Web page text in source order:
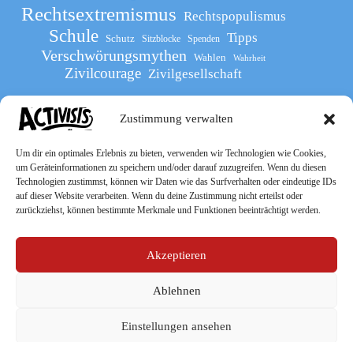
Zustimmung verwalten
Um dir ein optimales Erlebnis zu bieten, verwenden wir Technologien wie Cookies,
um Geräteinformationen zu speichern und/oder darauf zuzugreifen. Wenn du diesen
Technologien zustimmst, können wir Daten wie das Surfverhalten oder eindeutige IDs
auf dieser Website verarbeiten. Wenn du deine Zustimmung nicht erteilst oder
zurückziehst, können bestimmte Merkmale und Funktionen beeinträchtigt werden.
Akzeptieren
Ablehnen
Einstellungen ansehen
Rechtsextremismus Rechtspopulismus
Schule Schutz Sitzblocke Spenden Tipps
Verschwörungsmythen Wahlen Wahrheit
Zivilcourage Zivilgesellschaft
Werde Teil des The Activists Guide